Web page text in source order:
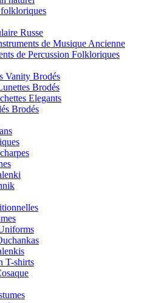
Russe
de Musique Ancienne
de Percussion Folkloriques
Vanity Brodés
Brodés
Elegants
Brodés
T-shirts